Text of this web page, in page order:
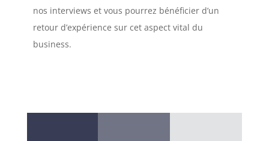
nos interviews et vous pourrez bénéficier d’un
retour d’expérience sur cet aspect vital du
business.